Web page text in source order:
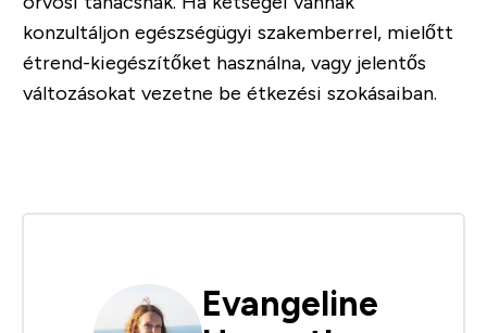
konzultáljon egészségügyi szakemberrel, mielőtt
étrend-kiegészítőket használna, vagy jelentős
változásokat vezetne be étkezési szokásaiban.
Evangeline